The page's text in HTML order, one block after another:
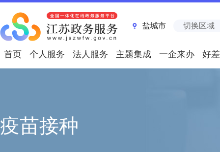
盐城市 切换区域
首页 个人服务 法人服务 主题集成 一企来办 好
疫苗接种